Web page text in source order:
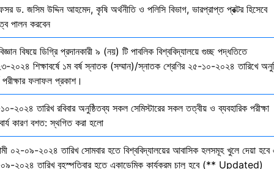
ড. জসিম উদ্দিন আহমেদ, কৃষি অর্থনীতি ও পলিসি বিভাগ, ভারপ্রাপ্ত প্রক্টর হিসেবে
পালন করবেন
বিষয়ে ডিগ্রি প্রদানকারী ৯ (নয়) টি পাবলিক বিশ্ববিদ্যালয়ে গুচ্ছ পদ্ধতিতে
২০২৪ শিক্ষাবর্ষে ১ম বর্ষ স্নাতক (সম্মান)/স্নাতক শ্রেণির ২৫-১০-২০২৪ তারিখে
পরীক্ষার ফলাফল প্রকাশ।
২০২৪ তারিখ রবিবার অনুষ্ঠিতব্য সকল সেমিস্টারের সকল তত্বীয় ও ব্যবহারিক পরীক্ষা
কারণ বশত: স্থগিত করা হলো
০২-০৯-২০২৪ তারিখ সোমবার হতে বিশ্ববিদ্যালয়ের আবাসিক হলসমূহ খুলে দেয়া হবে
২০২৪ তারিখ বৃহস্পতিবার হতে একাডেমিক কার্যক্রম চালু হবে (** Updated)